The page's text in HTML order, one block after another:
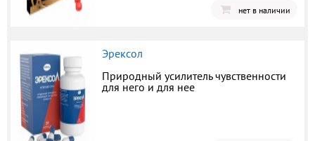
нет в наличии
Эрексол
Природный усилитель чувственности
для него и для нее